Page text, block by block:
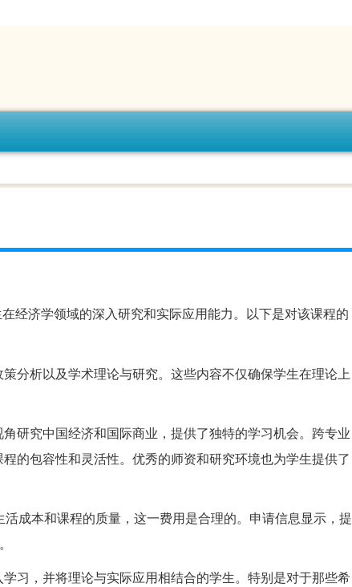
经济学领域的深入研究和实际应用能力。以下是对该课程的
分析以及学术理论与研究。这些内容不仅确保学生在理论上
研究中国经济和国际商业，提供了独特的学习机会。跨专业
的包容性和灵活性。优秀的师资和研究环境也为学生提供了
成本和课程的质量，这一费用是合理的。申请信息显示，提
习，并将理论与实际应用相结合的学生。特别是对于那些希